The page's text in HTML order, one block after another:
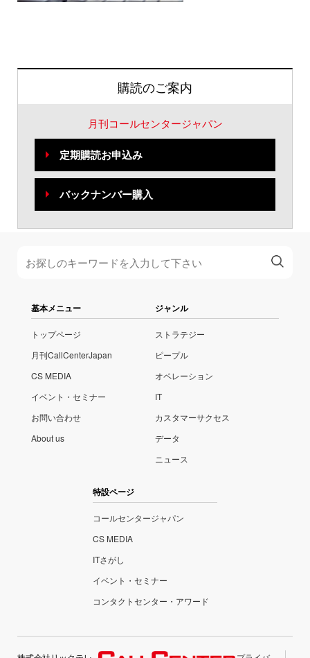
購読のご案内
月刊コールセンタージャパン
定期購読お申込み
バックナンバー購入
基本メニュー
トップページ
月刊CallCenterJapan
CS MEDIA
イベント・セミナー
お問い合わせ
About us
ジャンル
ストラテジー
ピープル
オペレーション
IT
カスタマーサクセス
データ
ニュース
特設ページ
コールセンタージャパン
CS MEDIA
ITさがし
イベント・セミナー
コンタクトセンター・アワード